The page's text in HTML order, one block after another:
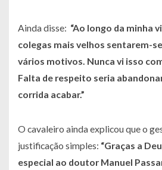
Ainda disse: “Ao longo da minha
colegas mais velhos sentarem-
vários motivos. Nunca vi isso
Falta de respeito seria
corrida acabar.”
O cavaleiro ainda explicou que o
justificação simples: “Graças a
especial ao doutor Manuel